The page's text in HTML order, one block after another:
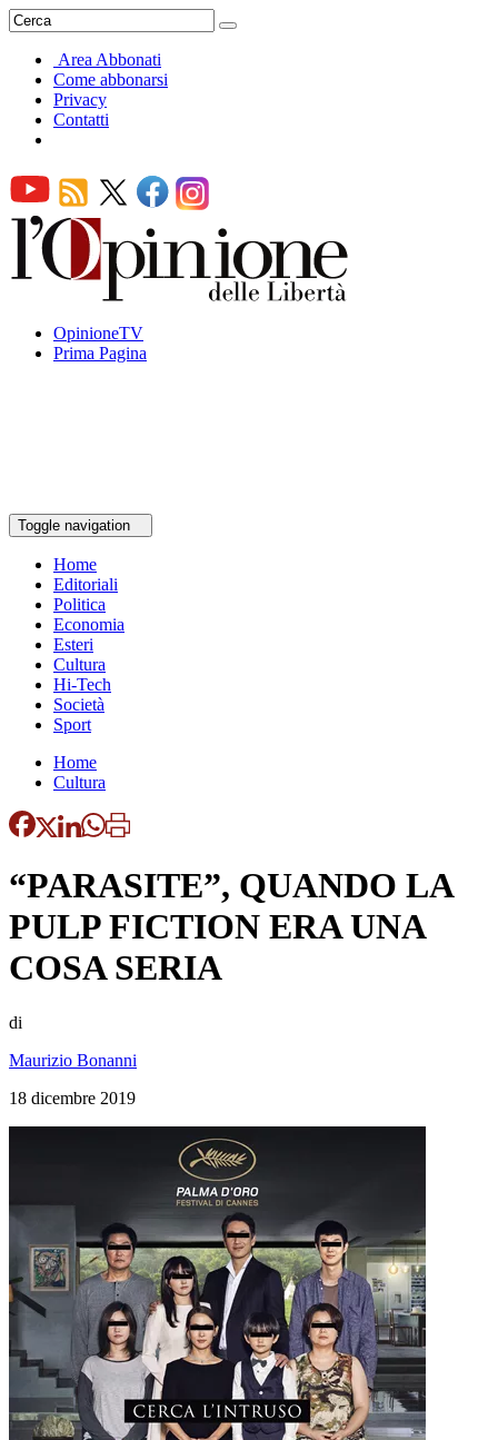
Area Abbonati
Come abbonarsi
Privacy
Contatti
OpinioneTV
Prima Pagina
Toggle navigation
Home
Editoriali
Politica
Economia
Esteri
Cultura
Hi-Tech
Società
Sport
Home
Cultura
“PARASITE”, QUANDO LA
PULP FICTION ERA UNA
COSA SERIA
di
Maurizio Bonanni
18 dicembre 2019